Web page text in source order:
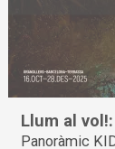
Llum al
Panoràmic